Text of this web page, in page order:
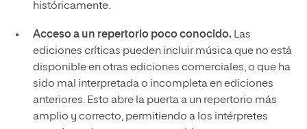
históricamente.
Acceso a un repertorio poco conocido. Las
ediciones críticas pueden incluir música que no está
disponible en otras ediciones comerciales, o que ha
sido mal interpretada o incompleta en ediciones
anteriores. Esto abre la puerta a un repertorio más
amplio y correcto, permitiendo a los intérpretes